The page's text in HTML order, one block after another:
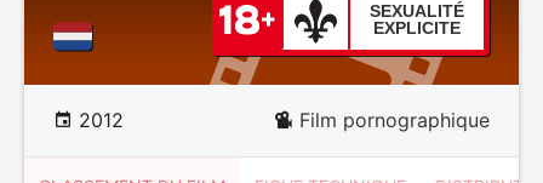
SEXUALITÉ
EXPLICITE
2012 Film pornographique